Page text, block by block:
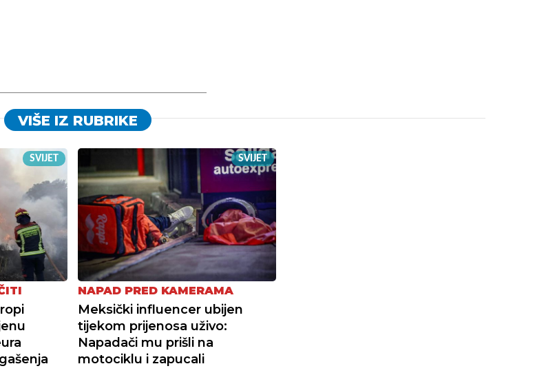
VIŠE IZ RUBRIKE
SVIJET SVIJET
NAPAD PRED KAMERAMA
Meksički influencer ubijen
tijekom prijenosa uživo:
Napadači mu prišli na
motociklu i zapucali